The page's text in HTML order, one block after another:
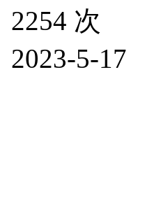
2254 次
2023-5-17